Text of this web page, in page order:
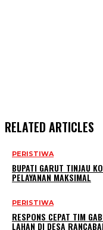
RELATED ARTICLES
PERISTIWA
BUPATI GARUT TINJAU
PELAYANAN MAKSIMAL
PERISTIWA
RESPONS CEPAT TIM
LAHAN DI DESA